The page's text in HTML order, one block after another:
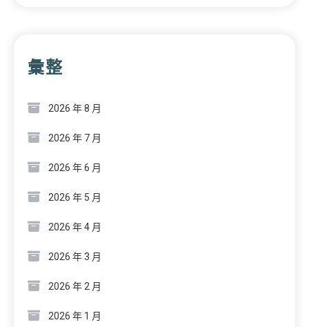
彙整
2026 年 8 月
2026 年 7 月
2026 年 6 月
2026 年 5 月
2026 年 4 月
2026 年 3 月
2026 年 2 月
2026 年 1 月